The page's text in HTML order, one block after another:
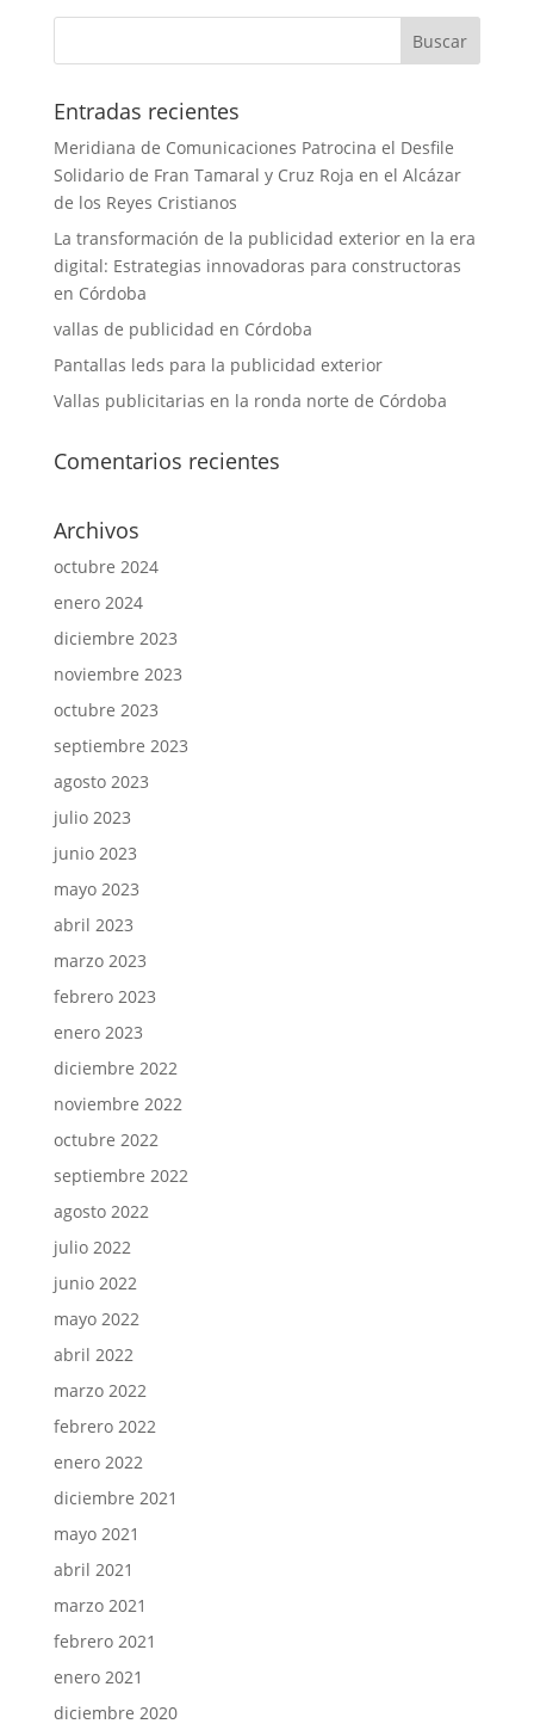
Entradas recientes
Meridiana de Comunicaciones Patrocina el Desfile
Solidario de Fran Tamaral y Cruz Roja en el Alcázar
de los Reyes Cristianos
La transformación de la publicidad exterior en la era
digital: Estrategias innovadoras para constructoras
en Córdoba
vallas de publicidad en Córdoba
Pantallas leds para la publicidad exterior
Vallas publicitarias en la ronda norte de Córdoba
Comentarios recientes
Archivos
octubre 2024
enero 2024
diciembre 2023
noviembre 2023
octubre 2023
septiembre 2023
agosto 2023
julio 2023
junio 2023
mayo 2023
abril 2023
marzo 2023
febrero 2023
enero 2023
diciembre 2022
noviembre 2022
octubre 2022
septiembre 2022
agosto 2022
julio 2022
junio 2022
mayo 2022
abril 2022
marzo 2022
febrero 2022
enero 2022
diciembre 2021
mayo 2021
abril 2021
marzo 2021
febrero 2021
enero 2021
diciembre 2020